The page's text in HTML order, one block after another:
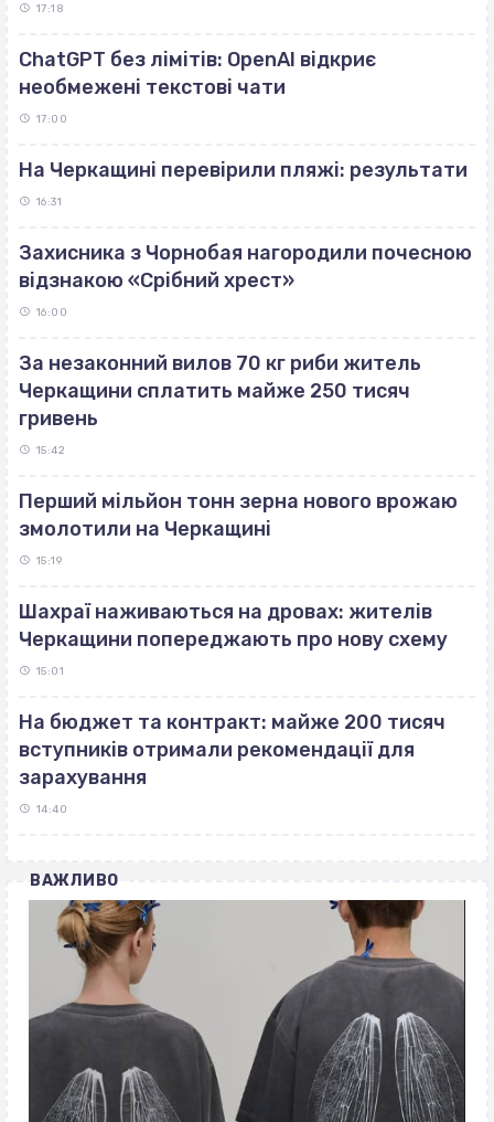
17:18
ChatGPT без лімітів: OpenAI відкриє
необмежені текстові чати
17:00
На Черкащині перевірили пляжі: результати
16:31
Захисника з Чорнобая нагородили почесною
відзнакою «Срібний хрест»
16:00
За незаконний вилов 70 кг риби житель
Черкащини сплатить майже 250 тисяч
гривень
15:42
Перший мільйон тонн зерна нового врожаю
змолотили на Черкащині
15:19
Шахраї наживаються на дровах: жителів
Черкащини попереджають про нову схему
15:01
На бюджет та контракт: майже 200 тисяч
вступників отримали рекомендації для
зарахування
14:40
ВАЖЛИВО